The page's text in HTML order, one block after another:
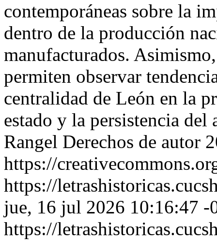
contemporáneas sobre la
dentro de la producción
manufacturados.
permiten observar
centralidad de León en la
estado y la persistencia del
Rangel Derechos de autor
https://
https://
jue, 16 jul 2026 10:16:47 -
https://